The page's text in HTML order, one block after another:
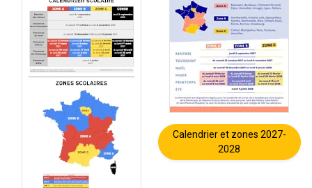
Calendrier et zones 2027-
2028